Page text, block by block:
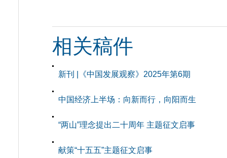
相关稿件
新刊 |《中国发展观察》2025年第6期
中国经济上半场：向新而行，向阳而生
“两山”理念提出二十周年 主题征文启事
献策“十五五”主题征文启事